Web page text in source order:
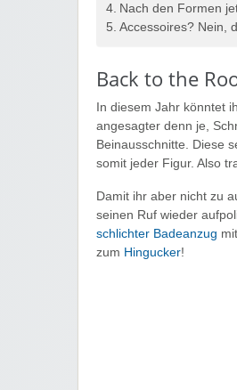
Nach den Formen
Accessoires? Nein,
Back to the
In diesem Jahr könntet
angesagter denn je,
Beinausschnitte. Diese
somit jeder Figur. Also
Damit ihr aber nicht zu
seinen Ruf wieder
schlichter Badeanzug
zum Hingucker!